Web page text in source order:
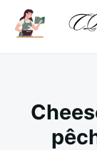
SkipSearch
for: